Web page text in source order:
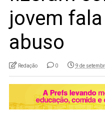
jovem
abuso
Redação 0 9 de